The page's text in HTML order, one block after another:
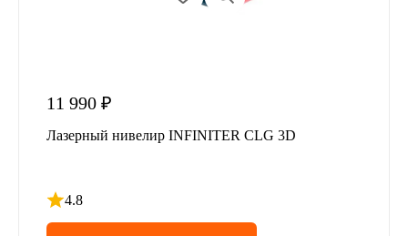
11 990 ₽
Лазерный нивелир INFINITER CLG 3D
4.8
Рейтинг 4.8 из 5